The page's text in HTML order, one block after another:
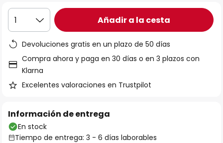
1 Añadir a la cesta
Devoluciones gratis en un plazo de 50 días
Compra ahora y paga en 30 días o en 3 plazos con
Klarna
Excelentes valoraciones en Trustpilot
Información de entrega
En stock
Tiempo de entrega: 3 - 6 días laborables